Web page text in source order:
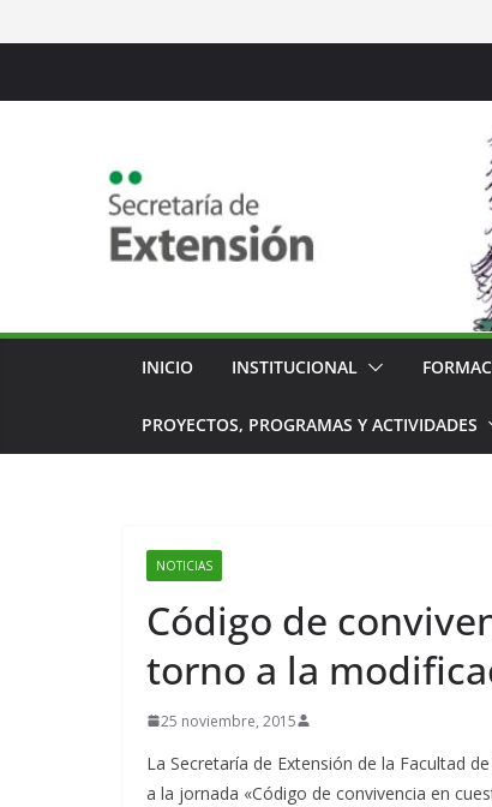
al
INICIO INSTITUCIONAL
PROYECTOS, PROGRAMAS Y ACTIVIDADES
NOTICIAS
Código de
torno a la
25 noviembre, 2015
La Secretaría de Extensión de la Facultad
a la jornada «Código de convivencia en